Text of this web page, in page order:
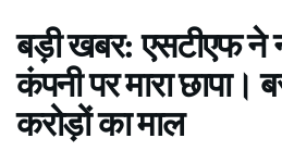
बड़ी खबर: एसटीएफ ने
कंपनी पर मारा छापा।
करोड़ों का माल